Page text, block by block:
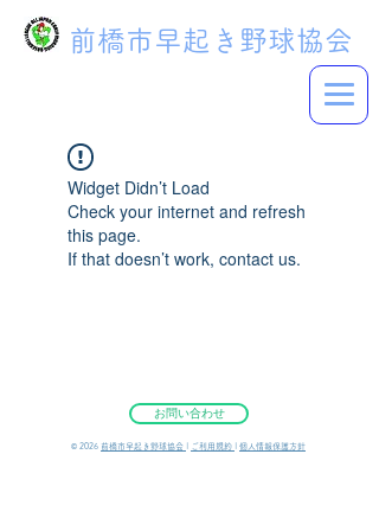
前橋市早起き野球協会
Widget Didn’t Load
Check your internet and refresh
this page.
If that doesn’t work, contact us.
お問い合わせ
©︎ 2026 前橋市早起き野球協会 ご利用規約 個人情報保護方針